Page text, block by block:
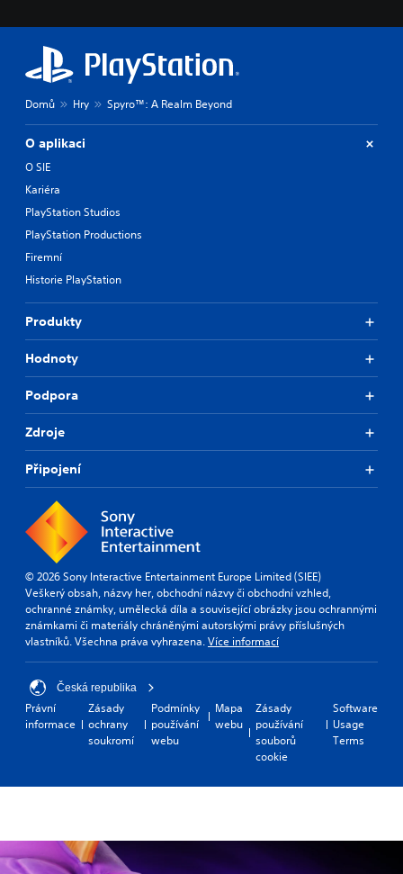
Domů Hry Spyro™: A Realm Beyond
O aplikaci
O SIE
Kariéra
PlayStation Studios
PlayStation Productions
Firemní
Historie PlayStation
Produkty
Hodnoty
Podpora
Zdroje
Připojení
© 2026 Sony Interactive Entertainment Europe Limited (SIEE)
Veškerý obsah, názvy her, obchodní názvy či obchodní vzhled,
ochranné známky, umělecká díla a související obrázky jsou ochrannými
známkami či materiály chráněnými autorskými právy příslušných
vlastníků. Všechna práva vyhrazena.Více informací
Česká republika
Právní
informace
Zásady
ochrany
soukromí
Podmínky
používání
webu
Mapa
webu
Zásady
používání
souborů
cookie
Software
Usage
Terms